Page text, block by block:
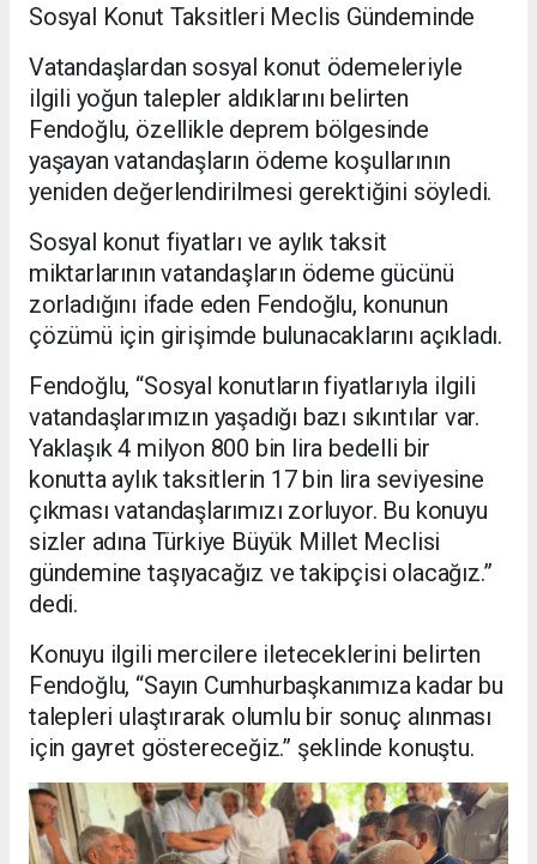
Sosyal Konut Taksitleri Meclis Gündeminde
Vatandaşlardan sosyal konut ödemeleriyle
ilgili yoğun talepler aldıklarını belirten
Fendoğlu, özellikle deprem bölgesinde
yaşayan vatandaşların ödeme koşullarının
yeniden değerlendirilmesi gerektiğini söyledi.
Sosyal konut fiyatları ve aylık taksit
miktarlarının vatandaşların ödeme gücünü
zorladığını ifade eden Fendoğlu, konunun
çözümü için girişimde bulunacaklarını açıkladı.
Fendoğlu, “Sosyal konutların fiyatlarıyla ilgili
vatandaşlarımızın yaşadığı bazı sıkıntılar var.
Yaklaşık 4 milyon 800 bin lira bedelli bir
konutta aylık taksitlerin 17 bin lira seviyesine
çıkması vatandaşlarımızı zorluyor. Bu konuyu
sizler adına Türkiye Büyük Millet Meclisi
gündemine taşıyacağız ve takipçisi olacağız.”
dedi.
Konuyu ilgili mercilere ileteceklerini belirten
Fendoğlu, “Sayın Cumhurbaşkanımıza kadar bu
talepleri ulaştırarak olumlu bir sonuç alınması
için gayret göstereceğiz.” şeklinde konuştu.